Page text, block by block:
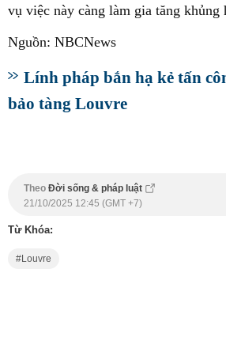
vụ việc này càng làm gia tăng khủng
Nguồn: NBCNews
Lính pháp bắn hạ kẻ tấn
bảo tàng Louvre
Theo Đời sống & pháp luật
21/10/2025 12:45 (GMT +7)
Từ Khóa:
Louvre